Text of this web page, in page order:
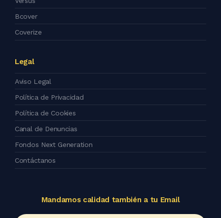
Bcover
Coverize
Legal
Aviso Legal
Política de Privacidad
Política de Cookies
Canal de Denuncias
Fondos Next Generation
Contáctanos
Mandamos calidad también a tu Email